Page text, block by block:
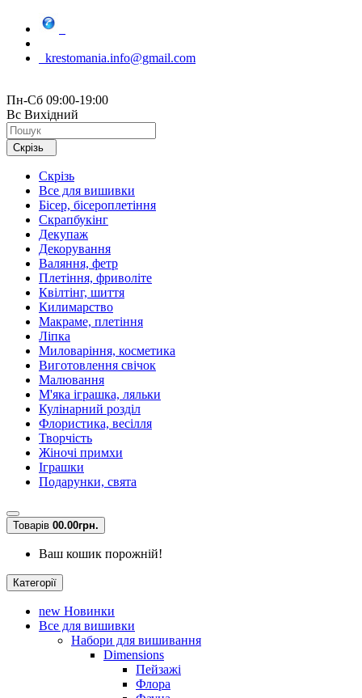
krestomania.info@gmail.com
Пн-Сб 09:00-19:00
Вс Вихідний
Скрізь
Скрізь
Все для вишивки
Бісер, бісероплетіння
Скрапбукінг
Декупаж
Декорування
Валяння, фетр
Плетіння, фриволіте
Квілтінг, шиття
Килимарство
Макраме, плетіння
Ліпка
Миловаріння, косметика
Виготовлення свічок
Малювання
М'яка іграшка, ляльки
Кулінарний розділ
Флористика, весілля
Творчість
Жіночі примхи
Іграшки
Подарунки, свята
Товарів 00.00грн.
Ваш кошик порожній!
Категорії
new Новинки
Все для вишивки
Набори для вишивання
Dimensions
Пейзажі
Флора